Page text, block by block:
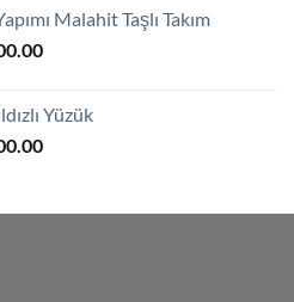
fiyat:
₺2,000.00.
Malahit Taşlı Takım
Şu
₺7,500.00.
Yüzük
Şu
₺3,600.00.